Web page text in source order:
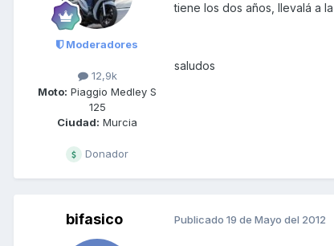
Moderadores
12,9k
Moto: Piaggio Medley S
125
Ciudad: Murcia
Donador
tiene los dos años, llevalá a
saludos
bifasico Publicado 19 de Mayo del 2012